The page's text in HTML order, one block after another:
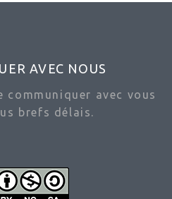
AVEC NOUS
avec vous
brefs délais.